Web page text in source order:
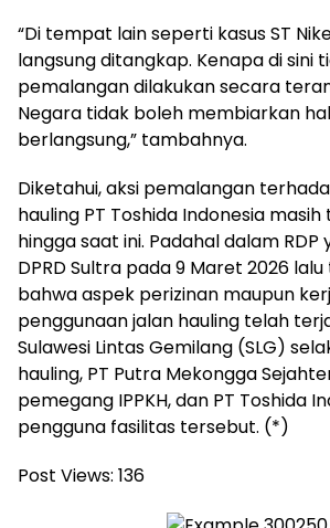
“Di tempat lain seperti kasus ST
langsung ditangkap. Kenapa di sini
pemalangan dilakukan secara
Negara tidak boleh membiarkan
berlangsung,” tambahnya.
Diketahui, aksi pemalangan
hauling PT Toshida Indonesia
hingga saat ini. Padahal dalam RDP
DPRD Sultra pada 9 Maret 2026
bahwa aspek perizinan maupun
penggunaan jalan hauling telah
Sulawesi Lintas Gemilang (SLG)
hauling, PT Putra Mekongga
pemegang IPPKH, dan PT Toshida
pengguna fasilitas tersebut. (*)
Post Views: 136